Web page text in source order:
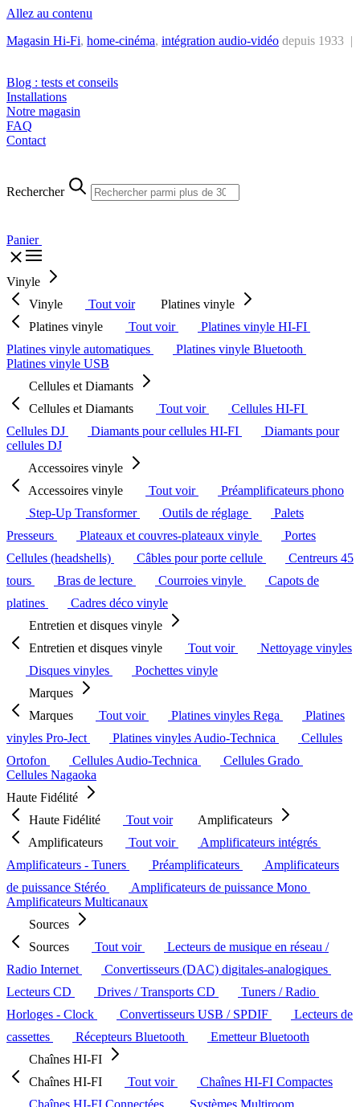
Allez au contenu
Magasin Hi-Fi, home-cinéma, intégration audio-vidéo depuis 1933 |
Blog : tests et conseils
Installations
Notre magasin
FAQ
Contact
Rechercher
Panier
Vinyle
Vinyle
Tout voir
Platines vinyle
Platines vinyle
Tout voir
Platines vinyle HI-FI
Platines vinyle automatiques
Platines vinyle Bluetooth
Platines vinyle USB
Cellules et Diamants
Cellules et Diamants
Tout voir
Cellules HI-FI
Cellules DJ
Diamants pour cellules HI-FI
Diamants pour
cellules DJ
Accessoires vinyle
Accessoires vinyle
Tout voir
Préamplificateurs phono
Step-Up Transformer
Outils de réglage
Palets
Presseurs
Plateaux et couvres-plateaux vinyle
Portes
Cellules (headshells)
Câbles pour porte cellule
Centreurs 45
tours
Bras de lecture Courroies vinyle
Capots de
platines
Cadres déco vinyle
Entretien et disques vinyle
Entretien et disques vinyle
Tout voir
Nettoyage vinyles
Disques vinyles
Pochettes vinyle
Marques
Marques
Tout voir Platines vinyles Rega
Platines
vinyles Pro-Ject
Platines vinyles Audio-Technica
Cellules
Ortofon
Cellules Audio-Technica
Cellules Grado
Cellules Nagaoka
Haute Fidélité
Haute Fidélité
Tout voir
Amplificateurs
Amplificateurs
Tout voir
Amplificateurs intégrés
Amplificateurs - Tuners
Préamplificateurs
Amplificateurs
de puissance Stéréo
Amplificateurs de puissance Mono
Amplificateurs Multicanaux
Sources
Sources
Tout voir
Lecteurs de musique en réseau /
Radio Internet
Convertisseurs (DAC) digitales-analogiques
Lecteurs CD
Drives / Transports CD
Tuners / Radio
Horloges - Clock
Convertisseurs USB / SPDIF
Lecteurs de
cassettes
Récepteurs Bluetooth
Emetteur Bluetooth
Chaînes HI-FI
Chaînes HI-FI
Tout voir
Chaînes HI-FI Compactes
Chaînes HI-FI Connectées
Systèmes Multiroom